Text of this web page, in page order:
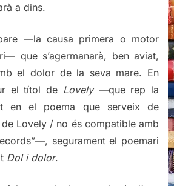
a dins.
—la causa primera o motor
que s’agermanarà, ben aviat,
el dolor de la seva mare. En
el títol de Lovely—que rep la
en el poema que serveix de
de Lovely / no és compatible amb
segurament el poemari
Dol i dolor.